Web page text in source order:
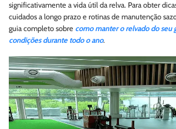
significativamente a vida útil da relva. Para obter
cuidados a longo prazo e rotinas de manutenção
guia completo sobre como manter o relvado do seu
condições durante todo o ano.